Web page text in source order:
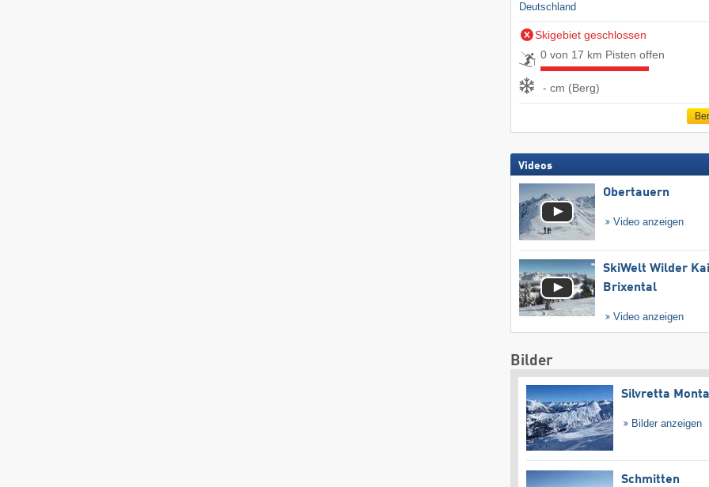
Deutschland
Skigebiet geschlossen
0 von 17 km Pisten offen
- cm (Berg)
Videos
Obertauern
Video anzeigen
SkiWelt Wilder
Brixental
Video anzeigen
Bilder
Silvretta
Bilder anzeigen
Schmitten